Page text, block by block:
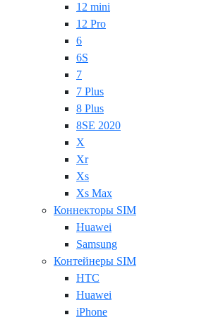
12 mini
12 Pro
6
6S
7
7 Plus
8 Plus
8SE 2020
X
Xr
Xs
Xs Max
Коннекторы SIM
Huawei
Samsung
Контейнеры SIM
HTC
Huawei
iPhone